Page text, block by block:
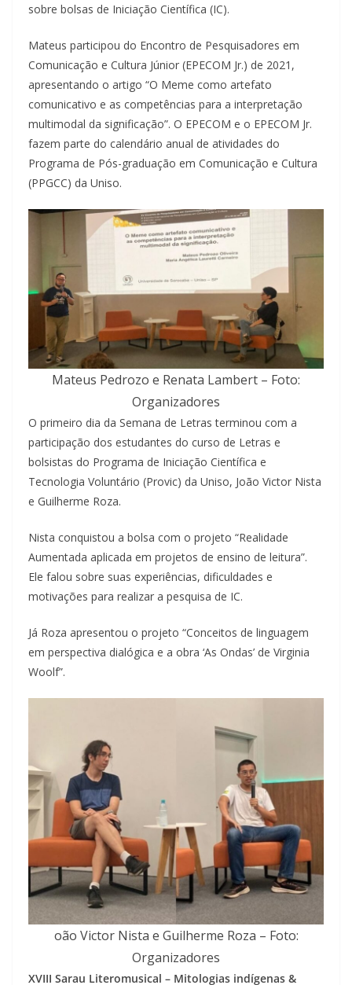
sobre bolsas de Iniciação Científica (IC).
Mateus participou do Encontro de Pesquisadores em
Comunicação e Cultura Júnior (EPECOM Jr.) de 2021,
apresentando o artigo “O Meme como artefato
comunicativo e as competências para a interpretação
multimodal da significação”. O EPECOM e o EPECOM Jr.
fazem parte do calendário anual de atividades do
Programa de Pós-graduação em Comunicação e Cultura
(PPGCC) da Uniso.
Mateus Pedrozo e Renata Lambert – Foto:
Organizadores
O primeiro dia da Semana de Letras terminou com a
participação dos estudantes do curso de Letras e
bolsistas do Programa de Iniciação Científica e
Tecnologia Voluntário (Provic) da Uniso, João Victor Nista
e Guilherme Roza.
Nista conquistou a bolsa com o projeto “Realidade
Aumentada aplicada em projetos de ensino de leitura”.
Ele falou sobre suas experiências, dificuldades e
motivações para realizar a pesquisa de IC.
Já Roza apresentou o projeto “Conceitos de linguagem
em perspectiva dialógica e a obra ‘As Ondas’ de Virginia
Woolf”.
oão Victor Nista e Guilherme Roza – Foto:
Organizadores
XVIII Sarau Literomusical – Mitologias indígenas &